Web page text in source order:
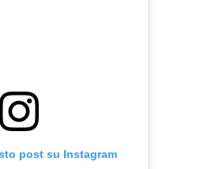
post su Instagram